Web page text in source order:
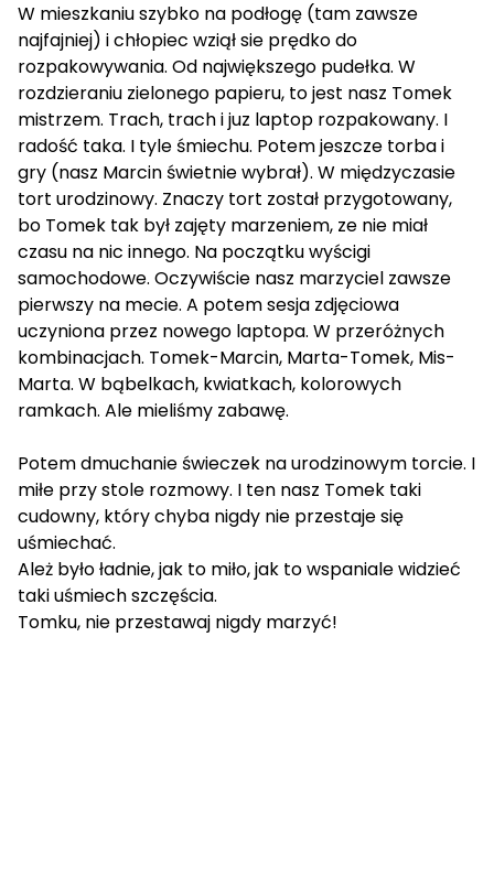
W mieszkaniu szybko na podłogę (tam zawsze
najfajniej) i chłopiec wziął sie prędko do
rozpakowywania. Od największego pudełka. W
rozdzieraniu zielonego papieru, to jest nasz Tomek
mistrzem. Trach, trach i juz laptop rozpakowany. I
radość taka. I tyle śmiechu. Potem jeszcze torba i
gry (nasz Marcin świetnie wybrał). W międzyczasie
tort urodzinowy. Znaczy tort został przygotowany,
bo Tomek tak był zajęty marzeniem, ze nie miał
czasu na nic innego. Na początku wyścigi
samochodowe. Oczywiście nasz marzyciel zawsze
pierwszy na mecie. A potem sesja zdjęciowa
uczyniona przez nowego laptopa. W przeróżnych
kombinacjach. Tomek-Marcin, Marta-Tomek, Mis-
Marta. W bąbelkach, kwiatkach, kolorowych
ramkach. Ale mieliśmy zabawę.
Potem dmuchanie świeczek na urodzinowym torcie. I
miłe przy stole rozmowy. I ten nasz Tomek taki
cudowny, który chyba nigdy nie przestaje się
uśmiechać.
Ależ było ładnie, jak to miło, jak to wspaniale widzieć
taki uśmiech szczęścia.
Tomku, nie przestawaj nigdy marzyć!